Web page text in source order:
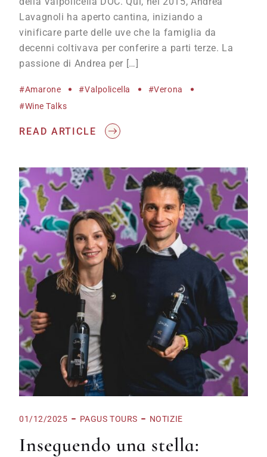
Lavagnoli ha aperto cantina, iniziando a
vinificare parte delle uve che la famiglia da
decenni coltivava per conferire a parti terze. La
passione di Andrea per […]
#Amarone #Valpolicella
#Verona
#wine Talks
READ ARTICLE
01/12/2025 PAGUS TOURS NOTIZIE
Inseguendo una stella: